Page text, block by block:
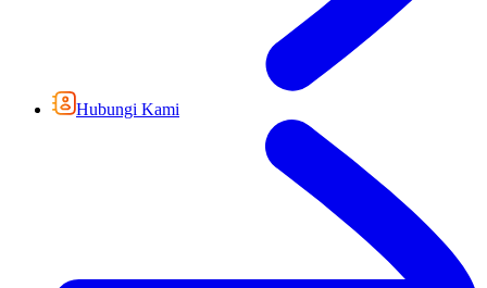
Hubungi Kami